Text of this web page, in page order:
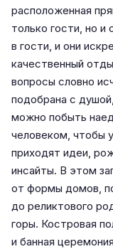
расположенная
только гости, но
в гости, и они
качественный
вопросы словно
подобрана с
можно побыть
человеком, чтобы
приходят идеи,
инсайты. В этом
от формы домов,
до реликтового
горы. Костровая
и банная